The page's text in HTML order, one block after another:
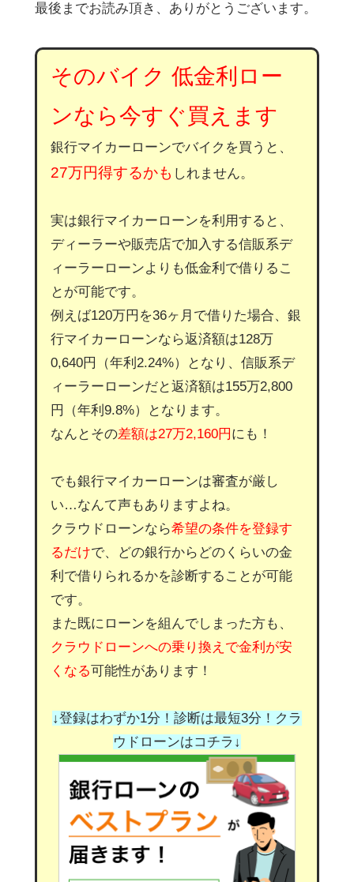
最後までお読み頂き、ありがとうございます。
そのバイク 低金利ロー
ンなら今すぐ買えます
銀行マイカーローンでバイクを買うと、
27万円得するかも しれません。
実は銀行マイカーローンを利用すると、
ディーラーや販売店で加入する信販系デ
ィーラーローンよりも低金利で借りるこ
とが可能です。
例えば120万円を36ヶ月で借りた場合、銀
行マイカーローンなら返済額は128万
0,640円（年利2.24%）となり、信販系デ
ィーラーローンだと返済額は155万2,800
円（年利9.8%）となります。
なんとその差額は27万2,160円 にも！
でも銀行マイカーローンは審査が厳し
い…なんて声もありますよね。
クラウドローンなら希望の条件を登録す
るだけで、どの銀行からどのくらいの金
利で借りられるかを診断することが可能
です。
また既にローンを組んでしまった方も、
クラウドローンへの乗り換えで金利が安
くなる可能性があります！
↓登録はわずか1分！診断は最短3分！クラ
ウドローンはコチラ↓